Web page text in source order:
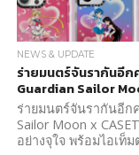
NEWS & UPDATE
ร่ายมนตร์จันรากันอีก
Guardian Sailor
ร่ายมนตร์จันรากันอีก
Sailor Moon x
อย่างจุใจ พร้อมไอเท็